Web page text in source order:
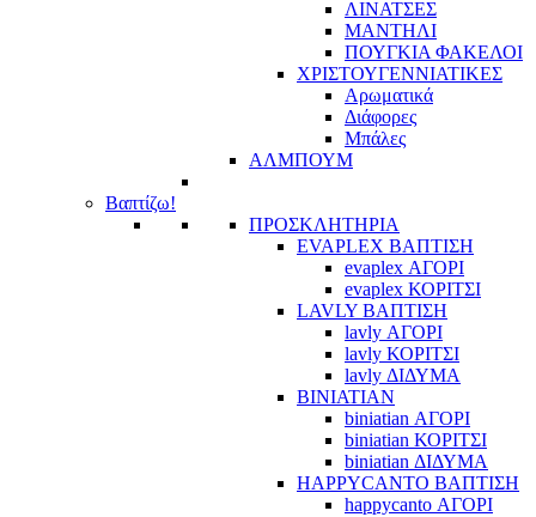
ΛΙΝΑΤΣΕΣ
ΜΑΝΤΗΛΙ
ΠΟΥΓΚΙΑ ΦΑΚΕΛΟΙ
ΧΡΙΣΤΟΥΓΕΝΝΙΑΤΙΚΕΣ
Αρωματικά
Διάφορες
Μπάλες
ΑΛΜΠΟΥΜ
Βαπτίζω!
ΠΡΟΣΚΛΗΤΗΡΙΑ
EVAPLEX ΒΑΠΤΙΣΗ
evaplex ΑΓΟΡΙ
evaplex ΚΟΡΙΤΣΙ
LAVLY ΒΑΠΤΙΣΗ
lavly ΑΓΟΡΙ
lavly ΚΟΡΙΤΣΙ
lavly ΔΙΔΥΜΑ
BINIATIAN
biniatian ΑΓΟΡΙ
biniatian ΚΟΡΙΤΣΙ
biniatian ΔΙΔΥΜΑ
HAPPYCANTO ΒΑΠΤΙΣΗ
happycanto ΑΓΟΡΙ